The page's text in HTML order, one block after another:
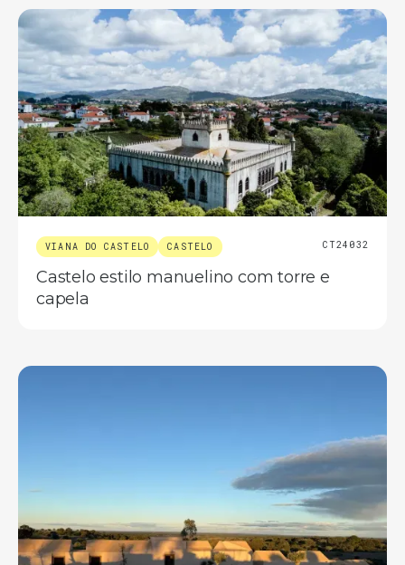
VIANA DO CASTELO CASTELO CT24032
Castelo estilo manuelino com torre e
capela